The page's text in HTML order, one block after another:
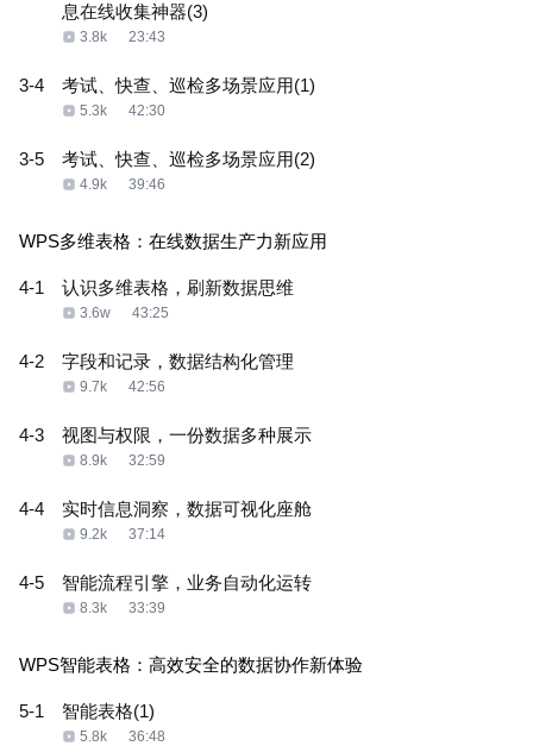
息在线收集神器(3)
3.8k 23:43
3-4 考试、快查、巡检多场景应用(1)
5.3k 42:30
3-5 考试、快查、巡检多场景应用(2)
4.9k 39:46
WPS多维表格：在线数据生产力新应用
4-1 认识多维表格，刷新数据思维
3.6w 43:25
4-2 字段和记录，数据结构化管理
9.7k 42:56
4-3 视图与权限，一份数据多种展示
8.9k 32:59
4-4 实时信息洞察，数据可视化座舱
9.2k 37:14
4-5 智能流程引擎，业务自动化运转
8.3k 33:39
WPS智能表格：高效安全的数据协作新体验
5-1 智能表格(1)
5.8k 36:48